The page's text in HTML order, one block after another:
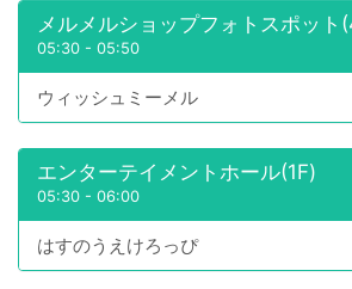
メルメルショップフォトスポット
05:30 - 05:50
ウィッシュミーメル
エンターテイメントホール(1F)
05:30 - 06:00
はすのうえけろっぴ